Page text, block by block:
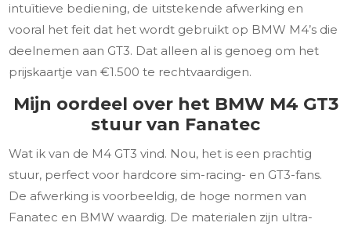
intuïtieve bediening, de uitstekende afwerking en
vooral het feit dat het wordt gebruikt op BMW M4’s die
deelnemen aan GT3. Dat alleen al is genoeg om het
prijskaartje van €1.500 te rechtvaardigen.
Mijn oordeel over het BMW M4 GT3
stuur van Fanatec
Wat ik van de M4 GT3 vind. Nou, het is een prachtig
stuur, perfect voor hardcore sim-racing- en GT3-fans.
De afwerking is voorbeeldig, de hoge normen van
Fanatec en BMW waardig. De materialen zijn ultra-